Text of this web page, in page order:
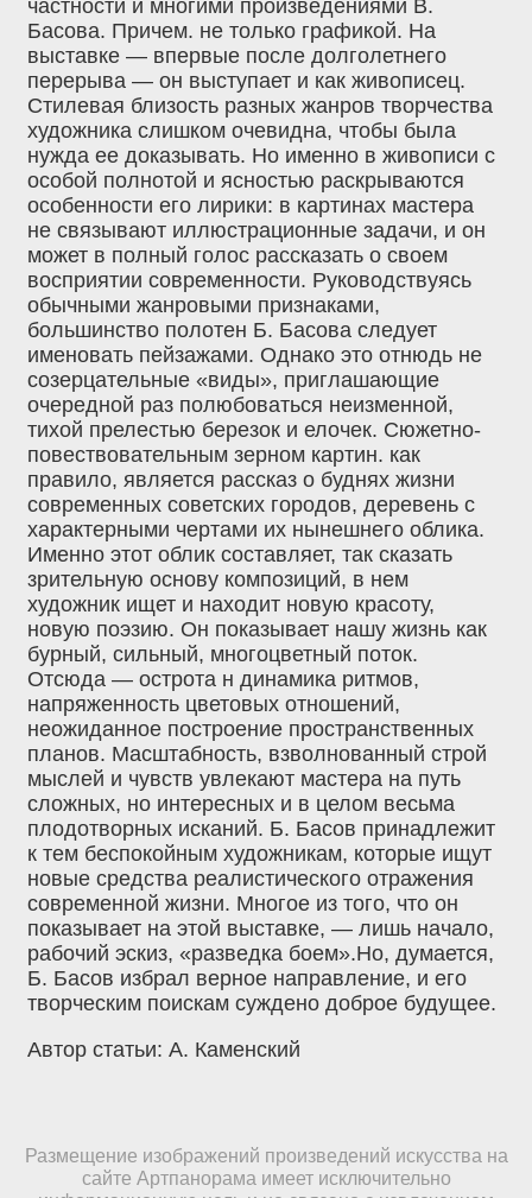
частности и многими произведениями В.
Басова. Причем. не только графикой. На
выставке — впервые после долголетнего
перерыва — он выступает и как живописец.
Стилевая близость разных жанров творчества
художника слишком очевидна, чтобы была
нужда ее доказывать. Но именно в живописи с
особой полнотой и ясностью раскрываются
особенности его лирики: в картинах мастера
не связывают иллюстрационные задачи, и он
может в полный голос рассказать о своем
восприятии современности. Руководствуясь
обычными жанровыми признаками,
большинство полотен Б. Басова следует
именовать пейзажами. Однако это отнюдь не
созерцательные «виды», приглашающие
очередной раз полюбоваться неизменной,
тихой прелестью березок и елочек. Сюжетно-
повествовательным зерном картин. как
правило, является рассказ о буднях жизни
современных советских городов, деревень с
характерными чертами их нынешнего облика.
Именно этот облик составляет, так сказать
зрительную основу композиций, в нем
художник ищет и находит новую красоту,
новую поэзию. Он показывает нашу жизнь как
бурный, сильный, многоцветный поток.
Отсюда — острота н динамика ритмов,
напряженность цветовых отношений,
неожиданное построение пространственных
планов. Масштабность, взволнованный строй
мыслей и чувств увлекают мастера на путь
сложных, но интересных и в целом весьма
плодотворных исканий. Б. Басов принадлежит
к тем беспокойным художникам, которые ищут
новые средства реалистического отражения
современной жизни. Многое из того, что он
показывает на этой выставке, — лишь начало,
рабочий эскиз, «разведка боем».Но, думается,
Б. Басов избрал верное направление, и его
творческим поискам суждено доброе будущее.
Автор статьи: А. Каменский
Размещение изображений произведений искусства на
сайте Артпанорама имеет исключительно